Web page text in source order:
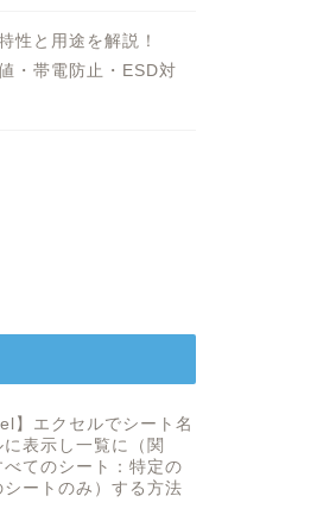
性と用途を解説！
・帯電防止・ESD対
】エクセルでシート名
に表示し一覧に（関
べてのシート：特定の
シートのみ）する方法